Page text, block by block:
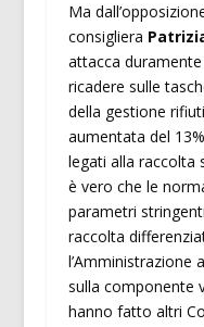
Ma
consigliera
attacca
ricadere sulle
della gestione
aumentata del
legati alla raccolta
è vero che le
parametri
raccolta
l’Amministrazione
sulla componente
hanno fatto altri